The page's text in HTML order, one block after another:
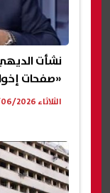
نشأت
«صفحات
الثلاثاء 09/06/2026 04:17 ص